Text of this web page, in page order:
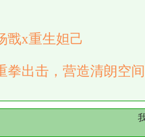
戬x重生妲己
拳出击，营造清朗空间